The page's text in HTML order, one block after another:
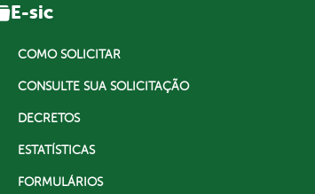
E-sic
COMO SOLICITAR
CONSULTE SUA SOLICITAÇÃO
DECRETOS
ESTATÍSTICAS
FORMULÁRIOS